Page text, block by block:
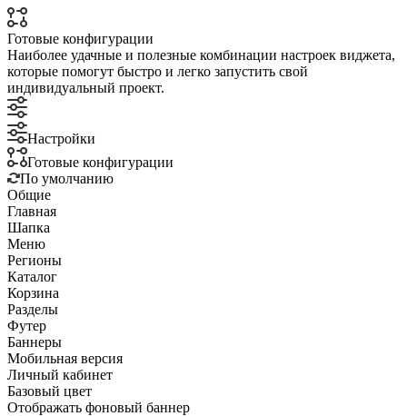
Готовые конфигурации
Наиболее удачные и полезные комбинации настроек виджета,
которые помогут быстро и легко запустить свой
индивидуальный проект.
Настройки
Готовые конфигурации
По умолчанию
Общие
Главная
Шапка
Меню
Регионы
Каталог
Корзина
Разделы
Футер
Баннеры
Мобильная версия
Личный кабинет
Базовый цвет
Отображать фоновый баннер